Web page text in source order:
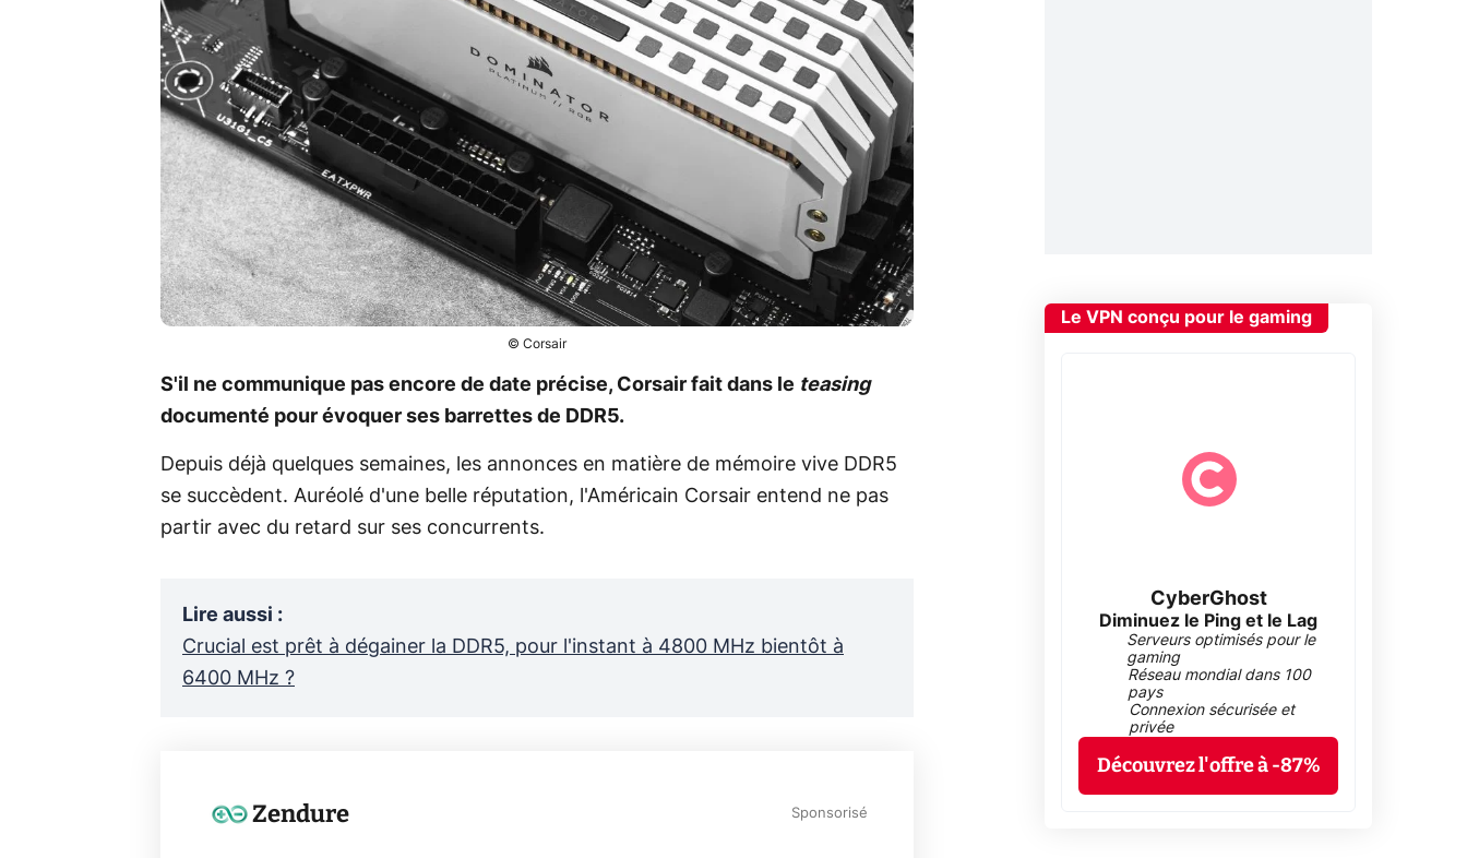
© Corsair
S'il ne communique pas encore de date précise, Corsair fait dans le teasing
documenté pour évoquer ses barrettes de DDR5.
Depuis déjà quelques semaines, les annonces en matière de mémoire vive DDR5
se succèdent. Auréolé d'une belle réputation, l'Américain Corsair entend ne pas
partir avec du retard sur ses concurrents.
Lire aussi :
Crucial est prêt à dégainer la DDR5, pour l'instant à 4800 MHz bientôt à
6400 MHz ?
Zendure Sponsorisé
Le VPN conçu pour le gaming
CyberGhost
Diminuez le Ping et le Lag
Serveurs optimisés pour le
gaming
Réseau mondial dans 100
pays
Connexion sécurisée et
privée
Découvrez l'offre à -87%